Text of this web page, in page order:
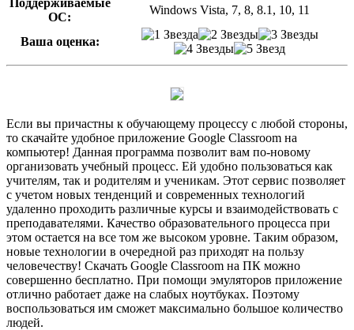
Поддерживаемые
ОС:
Windows Vista, 7, 8, 8.1, 10, 11
Ваша оценка:
Если вы причастны к обучающему процессу с любой стороны,
то скачайте удобное приложение Google Classroom на
компьютер! Данная программа позволит вам по-новому
организовать учебный процесс. Ей удобно пользоваться как
учителям, так и родителям и ученикам. Этот сервис позволяет
с учетом новых тенденций и современных технологий
удаленно проходить различные курсы и взаимодействовать с
преподавателями. Качество образовательного процесса при
этом остается на все том же высоком уровне. Таким образом,
новые технологии в очередной раз приходят на пользу
человечеству! Скачать Google Classroom на ПК можно
совершенно бесплатно. При помощи эмуляторов приложение
отлично работает даже на слабых ноутбуках. Поэтому
воспользоваться им сможет максимально большое количество
людей.